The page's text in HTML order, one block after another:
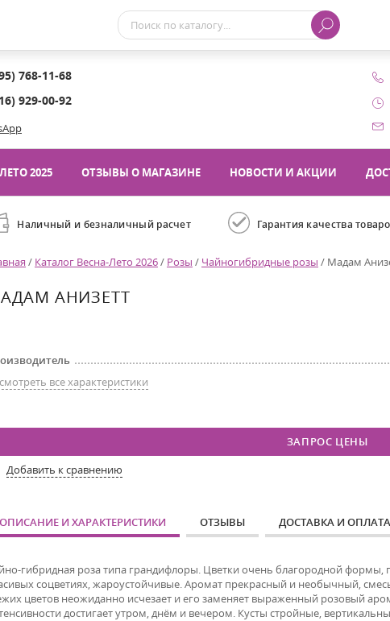
768-11-68
929-00-92
2025 ОТЗЫВЫ О МАГАЗИНЕ НОВОСТИ И АКЦИИ
Наличный и безналичный расчет Гарантия качества
/ Каталог Весна-Лето 2026/ Розы / Чайногибридные розы / Мадам
АНИЗЕТТ
все характеристики
ЗАПРОС ЦЕНЫ
Добавить к сравнению
ОПИСАНИЕ И ХАРАКТЕРИСТИКИ ОТЗЫВЫ ДОСТАВКА И ОПЛАТА
гибридная роза типа грандифлоры. Цветки очень благородной
соцветиях, жароустойчивые. Аромат прекрасный и необычный,
цветов неожиданно исчезает и его заменяет выраженный розовый
достигает утром, днём и вечером. Кусты стройные,